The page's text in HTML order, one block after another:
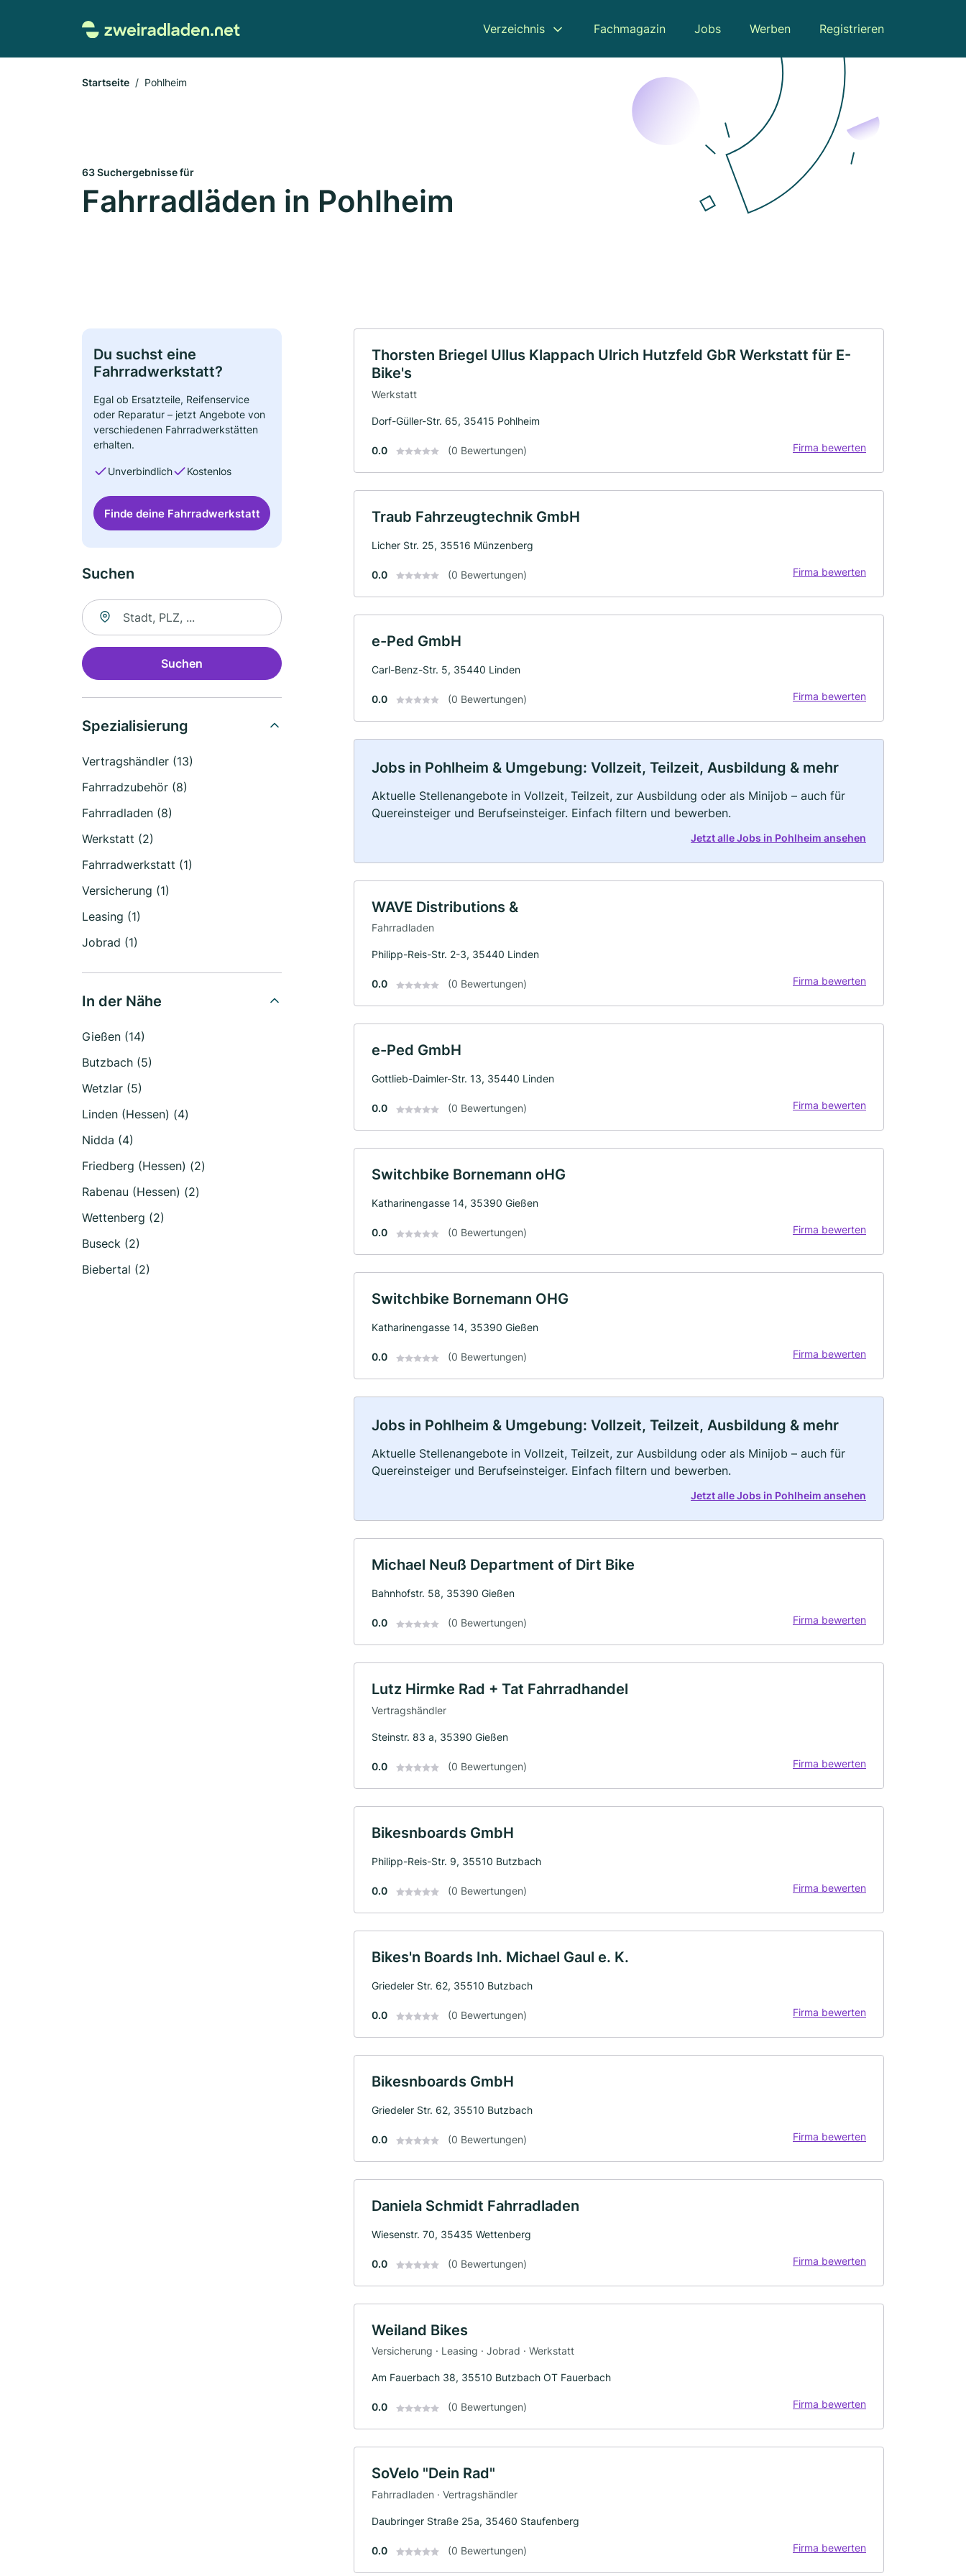
Verzeichnis Fachmagazin Jobs Werben Registrieren
Startseite Pohlheim
63 Suchergebnisse für
Fahrradläden in Pohlheim
Du suchst eine
Fahrradwerkstatt?
Egal ob Ersatzteile, Reifenservice
oder Reparatur – jetzt Angebote von
verschiedenen Fahrradwerkstätten
erhalten.
Unverbindlich Kostenlos
Finde deine Fahrradwerkstatt
Suchen
Suche nach Ort
Suchen
Spezialisierung
Vertragshändler (13)
Fahrradzubehör (8)
Fahrradladen (8)
Werkstatt (2)
Fahrradwerkstatt (1)
Versicherung (1)
Leasing (1)
Jobrad (1)
In der Nähe
Gießen (14)
Butzbach (5)
Wetzlar (5)
Linden (Hessen) (4)
Nidda (4)
Friedberg (Hessen) (2)
Rabenau (Hessen) (2)
Wettenberg (2)
Buseck (2)
Biebertal (2)
Thorsten Briegel Ullus Klappach Ulrich Hutzfeld GbR Werkstatt für E-
Bike's
Werkstatt
Dorf-Güller-Str. 65, 35415 Pohlheim
0.0 (0 Bewertungen) Firma bewerten
Traub Fahrzeugtechnik GmbH
Licher Str. 25, 35516 Münzenberg
0.0 (0 Bewertungen) Firma bewerten
e-Ped GmbH
Carl-Benz-Str. 5, 35440 Linden
0.0 (0 Bewertungen) Firma bewerten
Jobs in Pohlheim & Umgebung: Vollzeit, Teilzeit, Ausbildung & mehr
Aktuelle Stellenangebote in Vollzeit, Teilzeit, zur Ausbildung oder als Minijob – auch für
Quereinsteiger und Berufseinsteiger. Einfach filtern und bewerben.
Jetzt alle Jobs in Pohlheim ansehen
WAVE Distributions &
Fahrradladen
Philipp-Reis-Str. 2-3, 35440 Linden
0.0 (0 Bewertungen) Firma bewerten
e-Ped GmbH
Gottlieb-Daimler-Str. 13, 35440 Linden
0.0 (0 Bewertungen) Firma bewerten
Switchbike Bornemann oHG
Katharinengasse 14, 35390 Gießen
0.0 (0 Bewertungen) Firma bewerten
Switchbike Bornemann OHG
Katharinengasse 14, 35390 Gießen
0.0 (0 Bewertungen) Firma bewerten
Jobs in Pohlheim & Umgebung: Vollzeit, Teilzeit, Ausbildung & mehr
Aktuelle Stellenangebote in Vollzeit, Teilzeit, zur Ausbildung oder als Minijob – auch für
Quereinsteiger und Berufseinsteiger. Einfach filtern und bewerben.
Jetzt alle Jobs in Pohlheim ansehen
Michael Neuß Department of Dirt Bike
Bahnhofstr. 58, 35390 Gießen
0.0 (0 Bewertungen) Firma bewerten
Lutz Hirmke Rad + Tat Fahrradhandel
Vertragshändler
Steinstr. 83 a, 35390 Gießen
0.0 (0 Bewertungen) Firma bewerten
Bikesnboards GmbH
Philipp-Reis-Str. 9, 35510 Butzbach
0.0 (0 Bewertungen) Firma bewerten
Bikes'n Boards Inh. Michael Gaul e. K.
Griedeler Str. 62, 35510 Butzbach
0.0 (0 Bewertungen) Firma bewerten
Bikesnboards GmbH
Griedeler Str. 62, 35510 Butzbach
0.0 (0 Bewertungen) Firma bewerten
Daniela Schmidt Fahrradladen
Wiesenstr. 70, 35435 Wettenberg
0.0 (0 Bewertungen) Firma bewerten
Weiland Bikes
Versicherung · Leasing · Jobrad · Werkstatt
Am Fauerbach 38, 35510 Butzbach OT Fauerbach
0.0 (0 Bewertungen) Firma bewerten
SoVelo "Dein Rad"
Fahrradladen · Vertragshändler
Daubringer Straße 25a, 35460 Staufenberg
0.0 (0 Bewertungen) Firma bewerten